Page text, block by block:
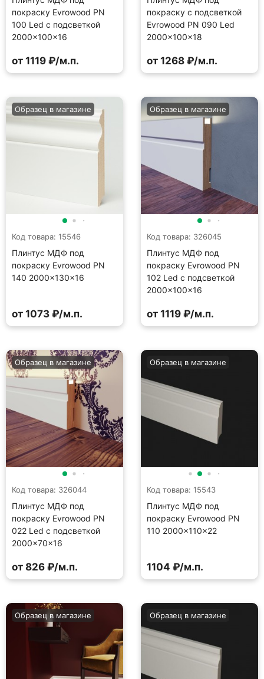
покраску Evrowood PN
100 Led с подсветкой
2000×100×16
от 1119 ₽/м.п.
покраску с подсветкой
Evrowood PN 090 Led
2000×100×18
от 1268 ₽/м.п.
Код товара: 15546
Плинтус МДФ под
покраску Evrowood PN
140 2000×130×16
Образец в магазине
от 1073 ₽/м.п.
Код товара: 326045
Плинтус МДФ под
покраску Evrowood PN
102 Led с подсветкой
2000×100×16
Образец в магазине
от 1119 ₽/м.п.
Код товара: 326044
Плинтус МДФ под
покраску Evrowood PN
022 Led с подсветкой
2000×70×16
Образец в магазине
от 826 ₽/м.п.
Код товара: 15543
Плинтус МДФ под
покраску Evrowood PN
110 2000×110×22
Образец в магазине
1104 ₽/м.п.
Образец в магазине Образец в магазине